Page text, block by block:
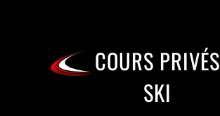
COURS PRIVÉS
SKI